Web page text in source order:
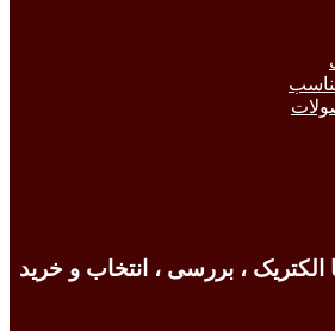
الکتریک ، بررسی ، انتخاب و خرید